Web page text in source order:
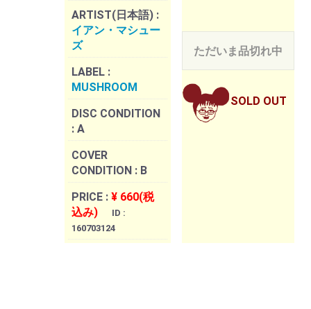
ARTIST(日本語) :
イアン・マシュー
ズ
LABEL :
MUSHROOM
DISC CONDITION
: A
COVER
CONDITION : B
PRICE : ¥ 660(税
込み)
ID :
160703124
ただいま品切れ中
SOLD OUT